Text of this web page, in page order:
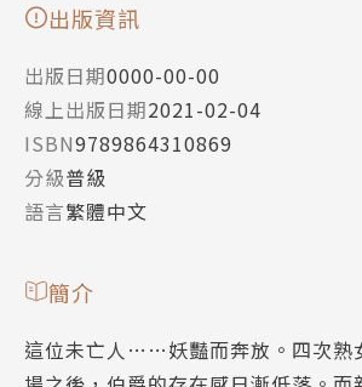
出版資訊
出版日期0000-00-00
線上出版日期2021-02-04
ISBN9789864310869
分級普級
語言繁體中文
簡介
這位未亡人……妖豔而奔放。四次